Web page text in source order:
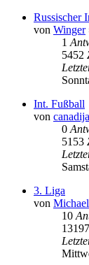
Russischer
von Winger
1
5452
Int. Fußball
von
0
5153
3. Liga
von Michael
10
13197